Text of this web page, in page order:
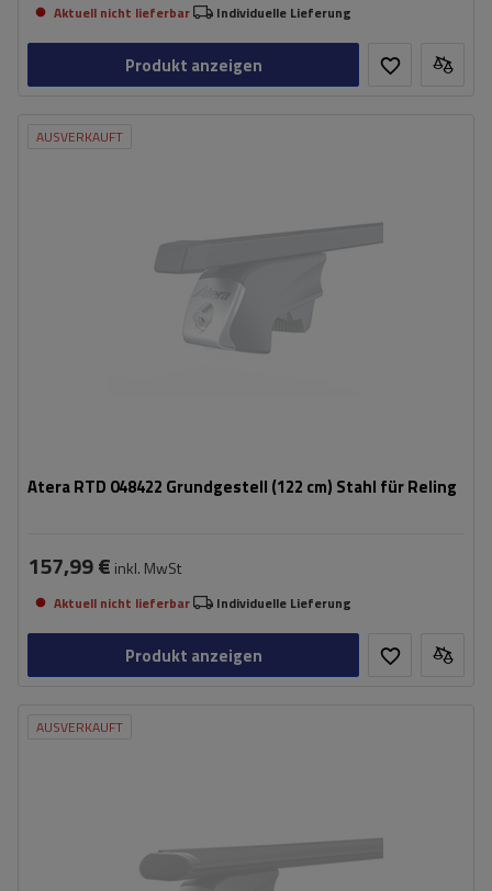
Aktuell nicht lieferbar Individuelle Lieferung
Produkt anzeigen
AUSVERKAUFT
Atera RTD 048422 Grundgestell (122 cm) Stahl für Reling
157,99 € inkl. MwSt
Aktuell nicht lieferbar Individuelle Lieferung
Produkt anzeigen
AUSVERKAUFT